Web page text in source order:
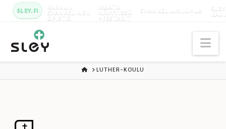
SLEY.FI KARKUN
EVANKELINEN
OPISTO
MAATA
NÄKYVISSÄ
-FESTARIT
EVANKELIUMIJUHLA
ETUSIVU
LUTHER-KOULU